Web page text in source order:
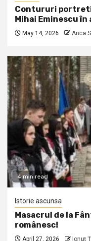
Contururi
Mihai Eminescu
May 14, 2026 Anca
4 min read
Istorie ascunsa
Masacrul de la
românesc!
April 27, 2026 Ionuţ